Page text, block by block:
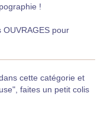
!
pour
cette catégorie et
faites un petit colis